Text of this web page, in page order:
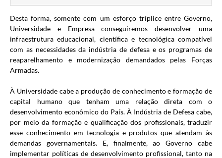
Desta forma, somente com um esforço tríplice entre Governo,
Universidade e Empresa conseguiremos desenvolver uma
infraestrutura educacional, científica e tecnológica compatível
com as necessidades da indústria de defesa e os programas de
reaparelhamento e modernização demandados pelas Forças
Armadas.
À Universidade cabe a produção de conhecimento e formação de
capital humano que tenham uma relação direta com o
desenvolvimento econômico do País. À Indústria de Defesa cabe,
por meio da formação e qualificação dos profissionais, traduzir
esse conhecimento em tecnologia e produtos que atendam às
demandas governamentais. E, finalmente, ao Governo cabe
implementar políticas de desenvolvimento profissional, tanto na